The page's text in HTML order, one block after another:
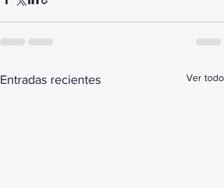
Entradas recientes Ver todo